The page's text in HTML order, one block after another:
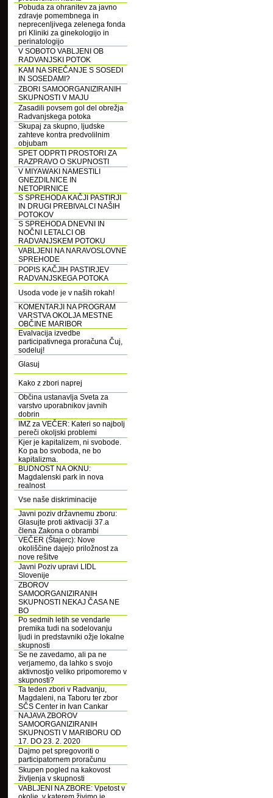
Pobuda za ohranitev za javno
zdravje pomembnega in
neprecenljivega zelenega fonda
pri Kliniki za ginekologijo in
perinatologijo
V SOBOTO VABLJENI OB
RADVANJSKI POTOK
KAM NA SREČANJE S SOSEDI
IN SOSEDAMI?
ZBORI SAMOORGANIZIRANIH
SKUPNOSTI V MAJU
Zasadili povsem gol del obrežja
Radvanjskega potoka
Skupaj za skupno, ljudske
zahteve kontra predvolilnim
objubam
SPET ODPRTI PROSTORI ZA
RAZPRAVO O SKUPNOSTI
V MIYAWAKI NAMESTILI
GNEZDILNICE IN
NETOPIRNICE
S SPREHODA KAČJI PASTIRJI
IN DRUGI PREBIVALCI NAŠIH
POTOKOV
S SPREHODA DNEVNI IN
NOČNI LETALCI OB
RADVANJSKEM POTOKU
VABLJENI NA NARAVOSLOVNE
SPREHODE
POPIS KAČJIH PASTIRJEV
RADVANJSKEGA POTOKA
Usoda vode je v naših rokah!
KOMENTARJI NA PROGRAM
VARSTVA OKOLJA MESTNE
OBČINE MARIBOR
Evalvacija izvedbe
participativnega proračuna Čuj,
sodeluj!
Glasuj
Kako z zbori naprej
Občina ustanavlja Sveta za
varstvo uporabnikov javnih
dobrin
IMZ za VEČER: Kateri so najbolj
pereči okoljski problemi
Kjer je kapitalizem, ni svobode.
Ko pa bo svoboda, ne bo
kapitalizma.
BUDNOST NA OKNU:
Magdalenski park in nova
realnost
Vse naše diskriminacije
Javni poziv državnemu zboru:
Glasujte proti aktivaciji 37.a
člena Zakona o obrambi
VEČER (Štajerc): Nove
okoliščine dajejo priložnost za
nove rešitve
Javni Poziv upravi LIDL
Slovenije
ZBOROV
SAMOORGANIZIRANIH
SKUPNOSTI NEKAJ ČASA NE
BO
Po sedmih letih se vendarle
premika tudi na sodelovanju
ljudi in predstavniki ožje lokalne
skupnosti
Se ne zavedamo, ali pa ne
verjamemo, da lahko s svojo
aktivnostjo veliko pripomoremo v
skupnosti?
Ta teden zbori v Radvanju,
Magdaleni, na Taboru ter zbor
SČS Center in Ivan Cankar
NAJAVA ZBOROV
SAMOORGANIZIRANIH
SKUPNOSTI V MARIBORU OD
17. DO 23. 2. 2020
Dajmo pet spregovoriti o
participatornem proračunu
Skupen pogled na kakovost
življenja v skupnosti
VABLJENI NA ZBORE: Vpetost v